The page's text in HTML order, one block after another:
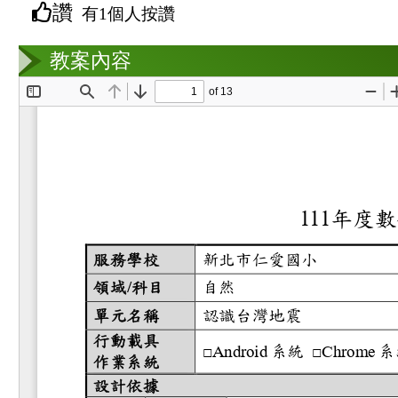
教案互動
讚 有1個人按讚
教案內容